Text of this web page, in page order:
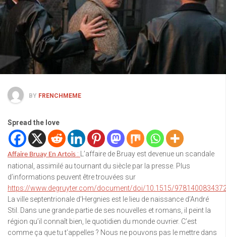
BY FRENCHMEME
Spread the love
Affaire Bruay En Artois :
L’affaire de Bruay est devenue un scandale
national, assimilé au tournant du siècle par la presse. Plus
d’informations peuvent être trouvées sur
https://www.degruyter.com/document/doi/10.1515/
La ville septentrionale d’Hergnies est le lieu de naissance d’André
Stil. Dans une grande partie de ses nouvelles et romans, il peint la
région qu’il connaît bien, le quotidien du monde ouvrier. C’est
comme ça que tu t’appelles ? Nous ne pouvons pas le mettre dans